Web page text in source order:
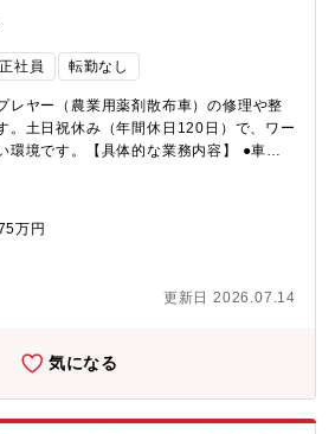
正社員 転勤なし
レヤー（農業用薬剤散布車）の修理や整
。土日祝休み（年間休日120日）で、ワー
環境です。【具体的な業務内容】 ●車両
年8月に余市町に新規支店を開設予定で
立ち上げメンバーとして、 拠点運営や業
ていただきます。【同社の強み/こだわ
1年で約15日程度ですが、「ひとつひと
期点検を推奨するなど販売後もサポートを
るスピードスプレヤーを、日本の農園に
を日本で最初に開発。 ●誕生日休暇、結
社員の方々のライフイベントを一緒にお
おり、社員が長く働ける環境作りにも力
万円
更新日 2026.07.14
気になる